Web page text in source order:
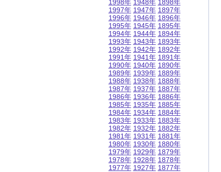
1998年
1997年
1996年
1995年
1994年
1993年
1992年
1991年
1990年
1989年
1988年
1987年
1986年
1985年
1984年
1983年
1982年
1981年
1980年
1979年
1978年
1977年
1948年
1947年
1946年
1945年
1944年
1943年
1942年
1941年
1940年
1939年
1938年
1937年
1936年
1935年
1934年
1933年
1932年
1931年
1930年
1929年
1928年
1927年
1898年
1897年
1896年
1895年
1894年
1893年
1892年
1891年
1890年
1889年
1888年
1887年
1886年
1885年
1884年
1883年
1882年
1881年
1880年
1879年
1878年
1877年